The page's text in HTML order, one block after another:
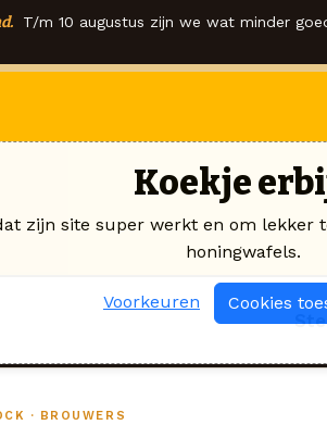
T/m 10 augustus zijn we wat minder
· BROUWERS
Koekje
zijn site super werkt en om lekker
honingwafels.
Voorkeuren Cookies